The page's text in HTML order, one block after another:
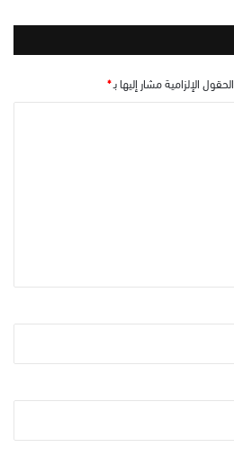
الحقول الإلزامية مشار إليها بـ*